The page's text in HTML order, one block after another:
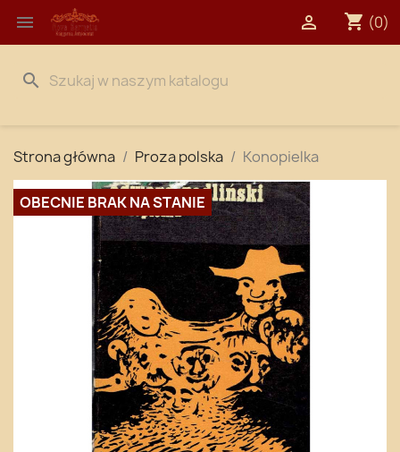
 shopping_cart (0)

search
Strona główna Proza polska Konopielka
OBECNIE BRAK NA STANIE